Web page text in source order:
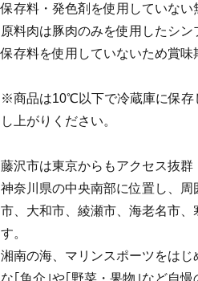
保存料・発色剤を使用していない
原料肉は豚肉のみを使用したシン
保存料を使用していないため賞味
※商品は10℃以下で冷蔵庫に保存
し上がりください。
藤沢市は東京からもアクセス抜群
神奈川県の中央南部に位置し、
市、大和市、綾瀬市、海老名市
す。
湘南の海、マリンスポーツをは
な｢魚介｣や｢野菜・果物｣など自慢